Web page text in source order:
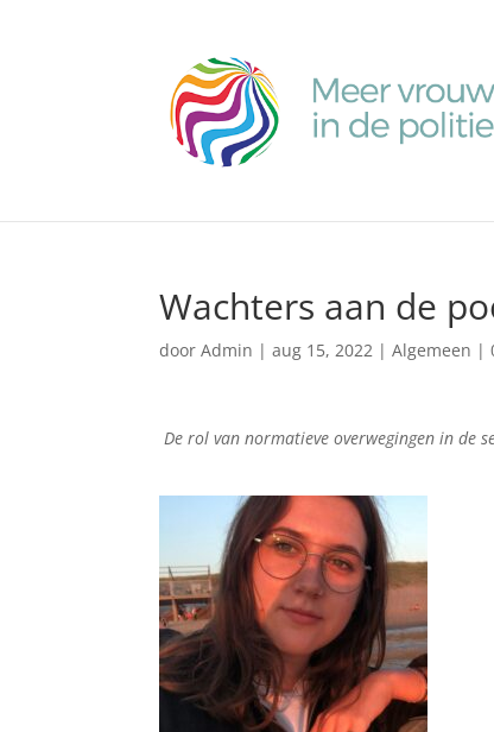
Wachters aan de
doorAdmin |aug 15, 2022 |Algemeen |
De rol van normatieve overwegingen in de